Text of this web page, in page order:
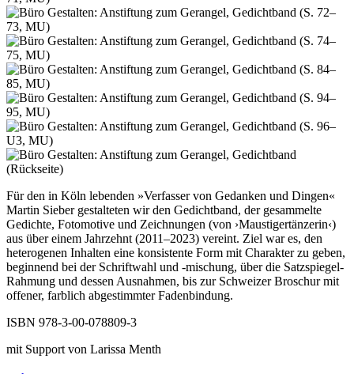
Für den in Köln lebenden »Verfasser von Gedanken und Dingen«
Martin Sieber gestalteten wir den Gedichtband, der gesammelte
Gedichte, Fotomotive und Zeichnungen (von ›Maustigertänzerin‹)
aus über einem Jahrzehnt (2011–2023) vereint. Ziel war es, den
heterogenen Inhalten eine konsistente Form mit Charakter zu geben,
beginnend bei der Schriftwahl und -mischung, über die Satzspiegel-
Rahmung und dessen Ausnahmen, bis zur Schweizer Broschur mit
offener, farblich abgestimmter Fadenbindung.
ISBN 978-3-00-078809-3
mit Support von Larissa Menth